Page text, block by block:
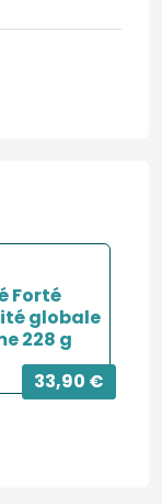
Forté
globale
228 g
33,90 €